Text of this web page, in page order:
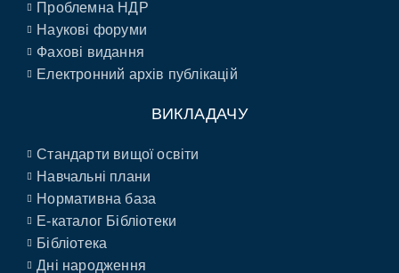
Проблемна НДР
Наукові форуми
Фахові видання
Електронний архів публікацій
ВИКЛАДАЧУ
Стандарти вищої освіти
Навчальні плани
Нормативна база
E-каталог Бібліотеки
Бібліотека
Дні народження